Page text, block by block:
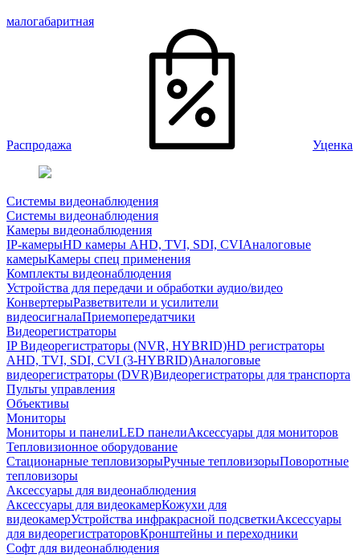
малогабаритная
Распродажа Уценка
Системы видеонаблюдения
Системы видеонаблюдения
Камеры видеонаблюдения
IP-камерыHD камеры AHD, TVI, SDI, CVIАналоговые
камерыКамеры спец применения
Комплекты видеонаблюдения
Устройства для передачи и обработки аудио/видео
КонвертерыРазветвители и усилители
видеосигналаПриемопередатчики
Видеорегистраторы
IP Видеорегистраторы (NVR, HYBRID)HD регистраторы
AHD, TVI, SDI, CVI (3-HYBRID)Аналоговые
видеорегистраторы (DVR)Видеорегистраторы для транспорта
Пульты управления
Объективы
Мониторы
Мониторы и панелиLED панелиАксессуары для мониторов
Тепловизионное оборудование
Стационарные тепловизорыРучные тепловизорыПоворотные
тепловизоры
Аксессуары для видеонаблюдения
Аксессуары для видеокамерКожухи для
видеокамерУстройства инфракрасной подсветкиАксессуары
для видеорегистраторовКронштейны и переходники
Софт для видеонаблюдения